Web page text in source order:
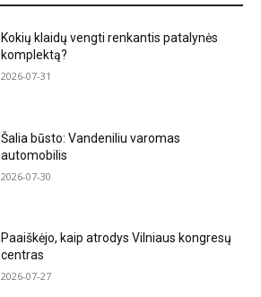
Kokių klaidų vengti renkantis patalynės
komplektą?
2026-07-31
Šalia būsto: Vandeniliu varomas
automobilis
2026-07-30
Paaiškėjo, kaip atrodys Vilniaus kongresų
centras
2026-07-27